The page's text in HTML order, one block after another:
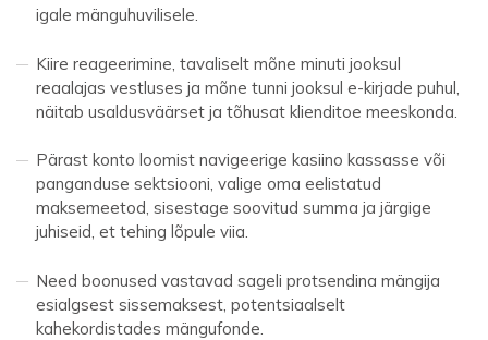
igale mänguhuvilisele.
Kiire reageerimine, tavaliselt mõne minuti jooksul
reaalajas vestluses ja mõne tunni jooksul e-kirjade puhul,
näitab usaldusväärset ja tõhusat klienditoe meeskonda.
Pärast konto loomist navigeerige kasiino kassasse või
panganduse sektsiooni, valige oma eelistatud
maksemeetod, sisestage soovitud summa ja järgige
juhiseid, et tehing lõpule viia.
Need boonused vastavad sageli protsendina mängija
esialgsest sissemaksest, potentsiaalselt
kahekordistades mängufonde.